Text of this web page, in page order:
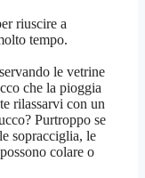
riuscire a
tempo.
le vetrine
che la pioggia
rilassarvi con un
Purtroppo se
sopracciglia, le
colare o